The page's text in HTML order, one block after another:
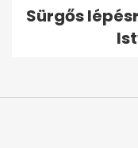
Sürgős